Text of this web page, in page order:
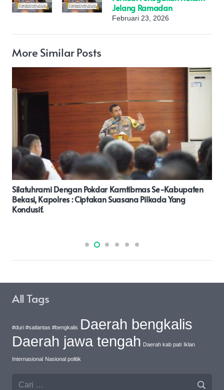
Jelang Ramadan
Februari 23, 2026
More Similar Posts
HUT TNI Ke 78, Kapolda Jateng Berikan Surprise Ke
Pangdam IV/Diponegoro
All Tags
#duri #satlantas #bengkalis Daerah bengkalis
Daerah jawa tengah Daerah kab pati Iklan
Internasional Nasional politik
Cari